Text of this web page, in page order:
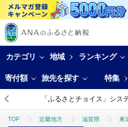
カテゴリ 地域 ランキング
寄付額 旅先を探す 特集
「ふるさとチョイス」シス
TOP 近畿地方 滋賀県 東